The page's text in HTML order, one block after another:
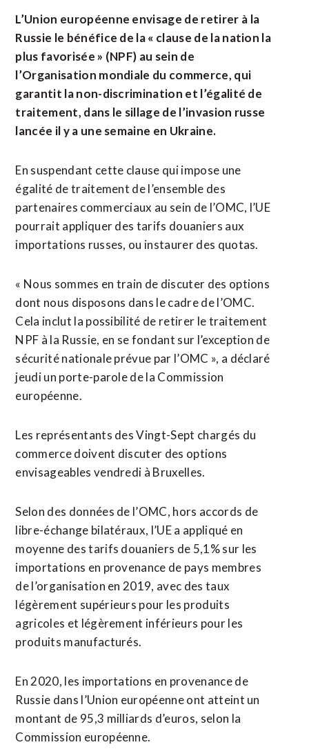
L’Union européenne envisage de retirer à la
Russie le bénéfice de la « clause de la nation la
plus favorisée » (NPF) au sein de
l’Organisation mondiale du commerce, qui
garantit la non-discrimination et l’égalité de
traitement, dans le sillage de l’invasion russe
lancée il y a une semaine en Ukraine.
En suspendant cette clause qui impose une
égalité de traitement de l’ensemble des
partenaires commerciaux au sein de l’OMC, l’UE
pourrait appliquer des tarifs douaniers aux
importations russes, ou instaurer des quotas.
« Nous sommes en train de discuter des options
dont nous disposons dans le cadre de l’OMC.
Cela inclut la possibilité de retirer le traitement
NPF à la Russie, en se fondant sur l’exception de
sécurité nationale prévue par l’OMC », a déclaré
jeudi un porte-parole de la Commission
européenne.
Les représentants des Vingt-Sept chargés du
commerce doivent discuter des options
envisageables vendredi à Bruxelles.
Selon des données de l’OMC, hors accords de
libre-échange bilatéraux, l’UE a appliqué en
moyenne des tarifs douaniers de 5,1% sur les
importations en provenance de pays membres
de l’organisation en 2019, avec des taux
légèrement supérieurs pour les produits
agricoles et légèrement inférieurs pour les
produits manufacturés.
En 2020, les importations en provenance de
Russie dans l’Union européenne ont atteint un
montant de 95,3 milliards d’euros, selon la
Commission européenne.